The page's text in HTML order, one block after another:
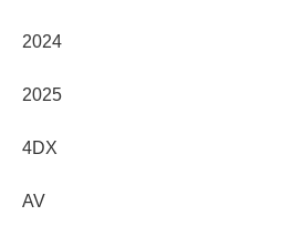
2024
2025
4DX
AV